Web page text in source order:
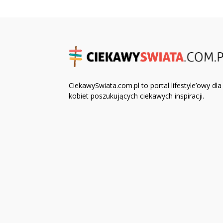
CiekawySwiata.com.pl to portal lifestyle’owy dla
kobiet poszukujących ciekawych inspiracji.